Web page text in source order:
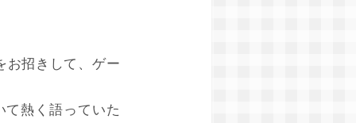
お招きして、ゲー
て熱く語っていた